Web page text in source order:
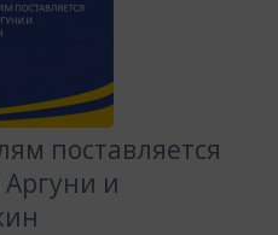
поставляется
и